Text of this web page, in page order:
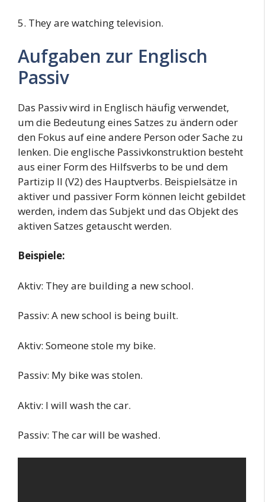
5. They are watching television.
Aufgaben zur Englisch
Passiv
Das Passiv wird in Englisch häufig verwendet,
um die Bedeutung eines Satzes zu ändern oder
den Fokus auf eine andere Person oder Sache zu
lenken. Die englische Passivkonstruktion besteht
aus einer Form des Hilfsverbs to be und dem
Partizip II (V2) des Hauptverbs. Beispielsätze in
aktiver und passiver Form können leicht gebildet
werden, indem das Subjekt und das Objekt des
aktiven Satzes getauscht werden.
Beispiele:
Aktiv: They are building a new school.
Passiv: A new school is being built.
Aktiv: Someone stole my bike.
Passiv: My bike was stolen.
Aktiv: I will wash the car.
Passiv: The car will be washed.